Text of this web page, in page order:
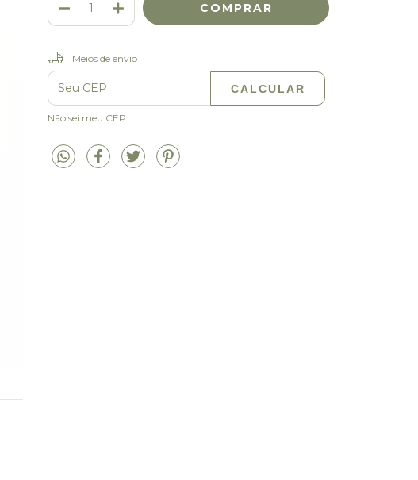
Entregas para o CEP:
Meios de envio
CALCULAR
Não sei meu CEP